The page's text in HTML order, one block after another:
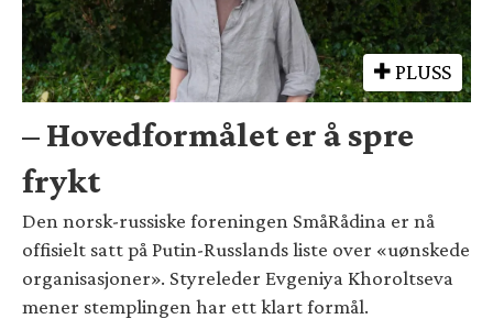
PLUSS
– Hovedformålet er å spre
frykt
Den norsk-russiske foreningen SmåRådina er nå
offisielt satt på Putin-Russlands liste over «uønskede
organisasjoner». Styreleder Evgeniya Khoroltseva
mener stemplingen har ett klart formål.